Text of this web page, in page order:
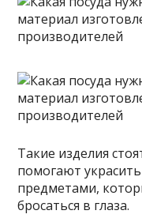
Такие изделия
помогают
предметами,
бросаться в глаза.